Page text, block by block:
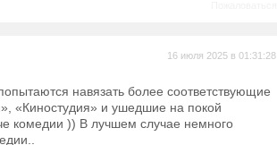
16 июля 2025 в 01:31:28
навязать более соответствующие
«Киностудия» и ушедшие на покой
комедии )) В лучшем случае немного